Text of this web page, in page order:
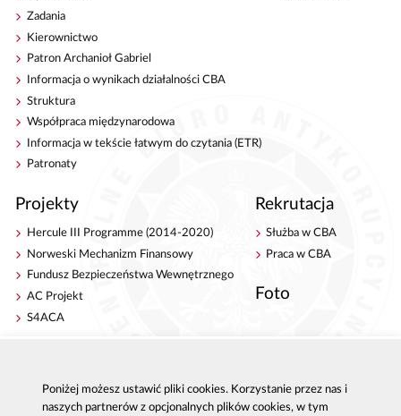
Zadania
Kierownictwo
Patron Archanioł Gabriel
Informacja o wynikach działalności CBA
Struktura
Współpraca międzynarodowa
Informacja w tekście łatwym do czytania (ETR)
Patronaty
Projekty
Hercule III Programme (2014-2020)
Norweski Mechanizm Finansowy
Fundusz Bezpieczeństwa Wewnętrznego
AC Projekt
S4ACA
Rekrutacja
Służba w CBA
Praca w CBA
Foto
Publikacje
Strategie antykorupcyjne
Centrala CBA w Warszawie
Delegatury CBA
Poniżej możesz ustawić pliki cookies. Korzystanie przez nas i
naszych partnerów z opcjonalnych plików cookies, w tym